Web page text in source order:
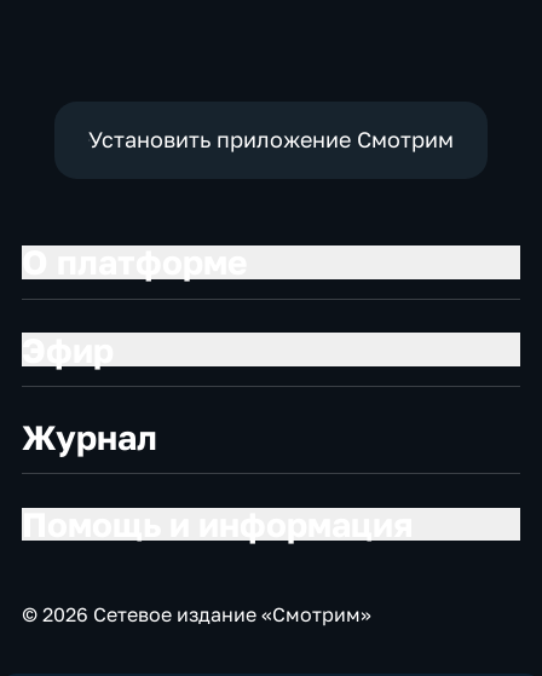
Установить приложение Смотрим
Журнал
© 2026 Сетевое издание «Смотрим»